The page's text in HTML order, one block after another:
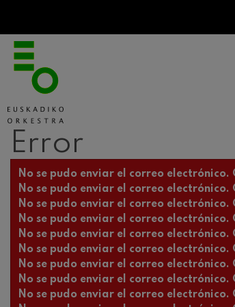
Error
Mensaje de error
No se pudo enviar el correo
No se pudo enviar el correo
No se pudo enviar el correo
No se pudo enviar el correo
No se pudo enviar el correo
No se pudo enviar el correo
No se pudo enviar el correo
No se pudo enviar el correo
No se pudo enviar el correo